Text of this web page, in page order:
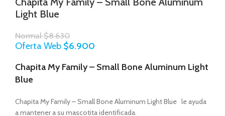
Light Blue
Normal$8.630
Oferta Web $6.900
Chapita My Family – Small Bone Aluminum Light
Blue
Chapita My Family – Small Bone Aluminum Light Blue le ayuda
a mantener a su mascotita identificada.